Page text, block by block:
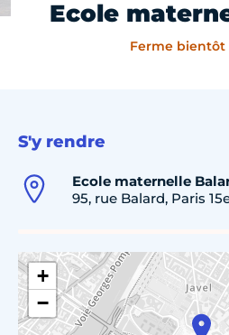
Ecole
Ferme bientôt
S'y rendre
Ecole maternelle
95, rue Balard, Paris
+
−